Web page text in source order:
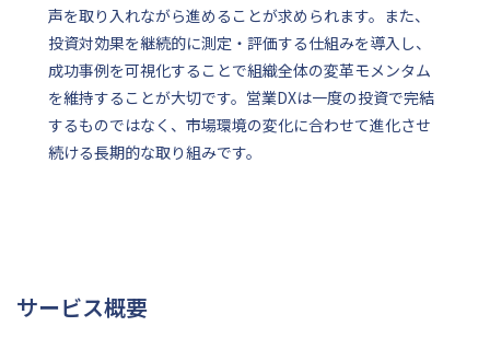
声を取り入れながら進めることが求められます。また、
投資対効果を継続的に測定・評価する仕組みを導入し、
成功事例を可視化することで組織全体の変革モメンタム
を維持することが大切です。営業DXは一度の投資で完結
するものではなく、市場環境の変化に合わせて進化させ
続ける長期的な取り組みです。
サービス概要